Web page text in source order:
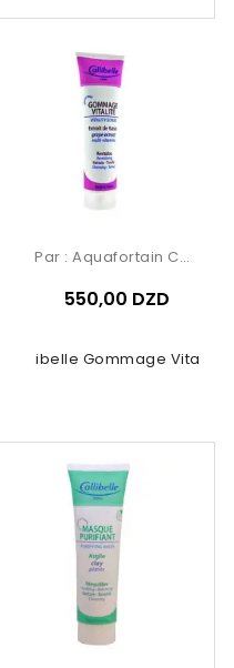
Calibelle Gommage Vitalité
Par : Aquafortain Cosmetics
550,00 DZD